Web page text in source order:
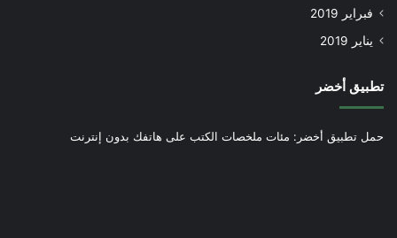
فبراير 2019
يناير 2019
تطبيق أخضر
حمل تطبيق أخضر: مئات ملخصات الكتب على هاتفك بدون إنترنت